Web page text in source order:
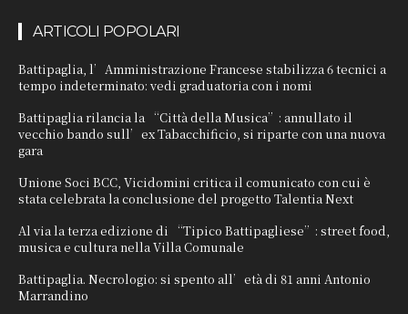
ARTICOLI POPOLARI
Battipaglia, l’Amministrazione Francese stabilizza 6 tecnici a
tempo indeterminato: vedi graduatoria con i nomi
Battipaglia rilancia la “Città della Musica”: annullato il
vecchio bando sull’ex Tabacchificio, si riparte con una nuova
gara
Unione Soci BCC, Vicidomini critica il comunicato con cui è
stata celebrata la conclusione del progetto Talentia Next
Al via la terza edizione di “Tipico Battipagliese”: street food,
musica e cultura nella Villa Comunale
Battipaglia. Necrologio: si spento all’età di 81 anni Antonio
Marrandino